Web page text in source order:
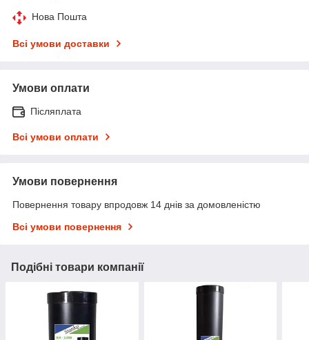
Нова Пошта
Всі умови доставки
Умови оплати
Післяплата
Всі умови оплати
Умови повернення
Повернення товару впродовж 14 днів за домовленістю
Всі умови повернення
Подібні товари компанії